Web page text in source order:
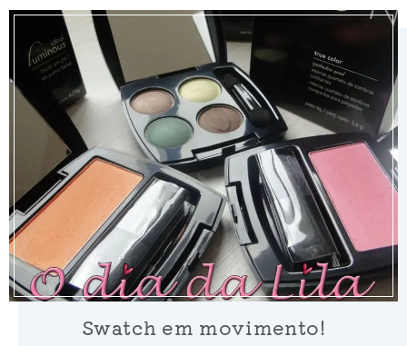
Swatch em movimento!